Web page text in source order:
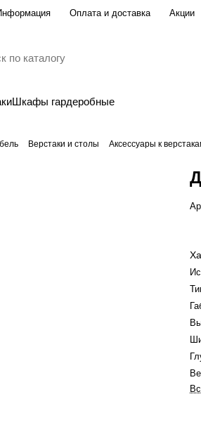
Оплата и доставка Акции
Шкафы гардеробные
Верстаки и столы Аксессуары к